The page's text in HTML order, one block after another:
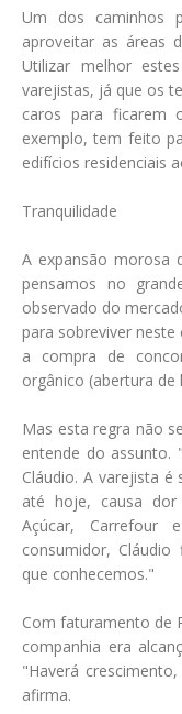
Um dos caminhos
aproveitar as áreas
Utilizar melhor
varejistas, já que os
caros para ficarem
exemplo, tem feito
edifícios residenciais
Tranquilidade
A expansão morosa
pensamos no
observado do
para sobreviver
a compra de
orgânico (abertura de
Mas esta regra não
entende do assunto.
Cláudio. A varejista é
até hoje, causa
Açúcar, Carrefour
consumidor,
que conhecemos."
Com faturamento de
companhia era
"Haverá
afirma.